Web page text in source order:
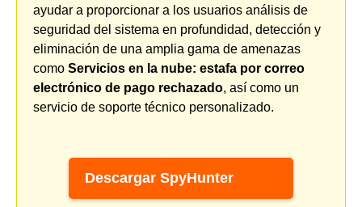
ayudar a proporcionar a los usuarios análisis de
seguridad del sistema en profundidad, detección y
eliminación de una amplia gama de amenazas
como Servicios en la nube: estafa por correo
electrónico de pago rechazado, así como un
servicio de soporte técnico personalizado.
Descargar SpyHunter